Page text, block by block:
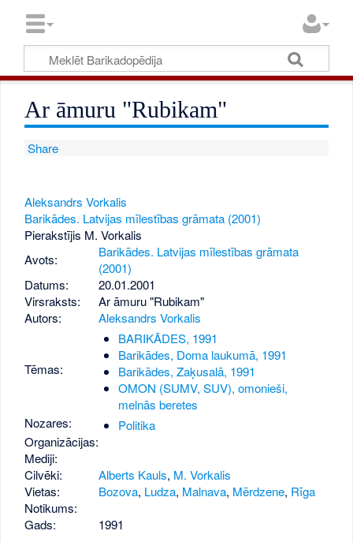
Ar āmuru "Rubikam"
Share
Aleksandrs Vorkalis
Barikādes. Latvijas mīlestības grāmata (2001)
Pierakstījis M. Vorkalis
Avots:
Barikādes. Latvijas mīlestības grāmata
(2001)
Datums:
20.01.2001
Virsraksts:
Ar āmuru "Rubikam"
Autors:
Aleksandrs Vorkalis
Tēmas:
BARIKĀDES, 1991
Barikādes, Doma laukumā, 1991
Barikādes, Zaķusalā, 1991
OMON (SUMV, SUV), omonieši,
melnās beretes
Nozares:
Politika
Organizācijas:
Mediji:
Cilvēki:
Alberts Kauls, M. Vorkalis
Vietas:
Bozova, Ludza, Malnava, Mērdzene, Rīga
Notikums:
Gads:
1991